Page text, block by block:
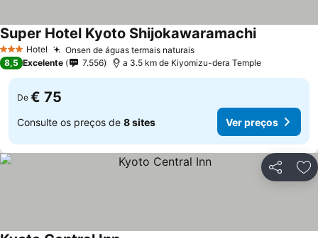
3 EstrelasHotel Onsen de águas termais naturaisVer preços
Super Hotel Kyoto ShijokawaramachiVer preços
8,5 Excelente 7.556 a 3.5 km de Kiyomizu-dera Temple
De € 75
Consulte os preços de 8 sites Ver preços
Partilhar